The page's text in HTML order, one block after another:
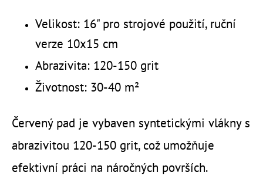
Velikost: 16" pro strojové použití, ruční
verze 10x15 cm
Abrazivita: 120-150 grit
Životnost: 30-40 m²
Červený pad je vybaven syntetickými vlákny s
abrazivitou 120-150 grit, což umožňuje
efektivní práci na náročných površích.